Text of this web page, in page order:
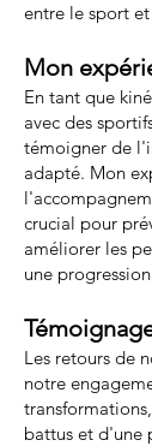
entre le sport
Mon
En tant que
avec des
témoigner de
adapté. Mon
crucial pour
améliorer les
une
Les retours de
notre
battus et d'une